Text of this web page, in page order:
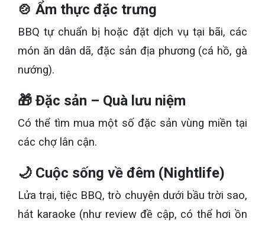
🍲 Ẩm thực đặc trưng
BBQ tự chuẩn bị hoặc đặt dịch vụ tại bãi, các
món ăn dân dã, đặc sản địa phương (cá hồ, gà
nướng).
🎁 Đặc sản – Quà lưu niệm
Có thể tìm mua một số đặc sản vùng miền tại
các chợ lân cận.
🌙 Cuộc sống về đêm (Nightlife)
Lửa trại, tiệc BBQ, trò chuyện dưới bầu trời sao,
hát karaoke (như review đề cập, có thể hơi ồn